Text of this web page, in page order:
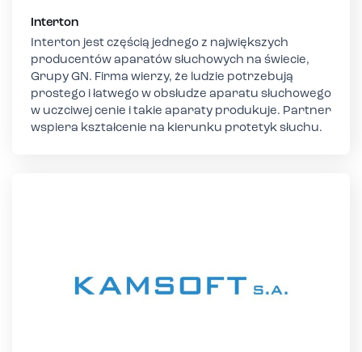
Interton
Interton jest częścią jednego z największych
producentów aparatów słuchowych na świecie,
Grupy GN. Firma wierzy, że ludzie potrzebują
prostego i łatwego w obsłudze aparatu słuchowego
w uczciwej cenie i takie aparaty produkuje. Partner
wspiera kształcenie na kierunku protetyk słuchu.